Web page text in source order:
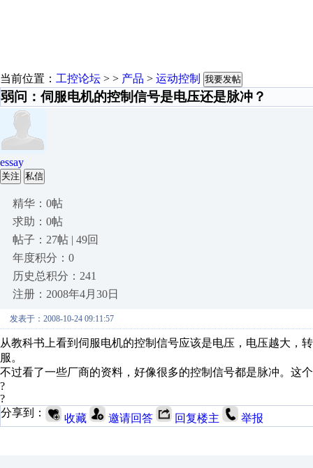
当前位置： 工控论坛 > > 产品 > 运动控制 我要发帖
弱问：伺服电机的控制信号是电压还是脉冲？
essay
关注 私信
精华：0帖
求助：0帖
帖子：27帖 | 49回
年度积分：0
历史总积分：241
注册：2008年4月30日
发表于：2008-10-24 09:11:57
从教科书上看到伺服电机的控制信号应该是电压，电压越大，
服。
不过看了一些厂商的资料，好像很多的控制信号都是脉冲。这
?
?
分享到：
收藏 邀请回答 回复楼主 举报